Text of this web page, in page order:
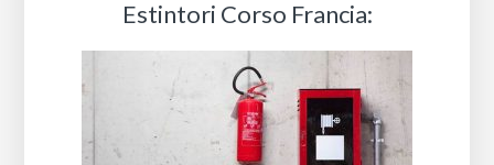
Estintori Corso Francia: